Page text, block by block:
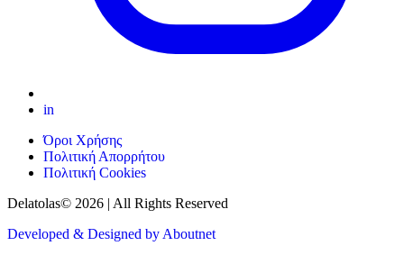
in
Όροι Χρήσης
Πολιτική Απορρήτου
Πολιτική Cookies
Delatolas© 2026 | All Rights Reserved
Developed & Designed by Aboutnet